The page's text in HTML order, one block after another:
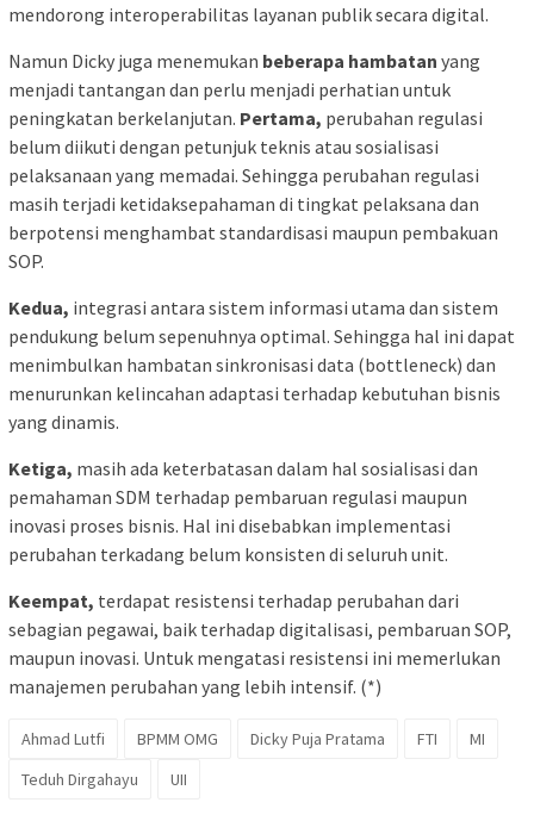
mendorong interoperabilitas layanan publik secara digital.
Namun Dicky juga menemukan beberapa hambatan yang
menjadi tantangan dan perlu menjadi perhatian untuk
peningkatan berkelanjutan. Pertama, perubahan regulasi
belum diikuti dengan petunjuk teknis atau sosialisasi
pelaksanaan yang memadai. Sehingga perubahan regulasi
masih terjadi ketidaksepahaman di tingkat pelaksana dan
berpotensi menghambat standardisasi maupun pembakuan
SOP.
Kedua, integrasi antara sistem informasi utama dan sistem
pendukung belum sepenuhnya optimal. Sehingga hal ini dapat
menimbulkan hambatan sinkronisasi data (bottleneck) dan
menurunkan kelincahan adaptasi terhadap kebutuhan bisnis
yang dinamis.
Ketiga, masih ada keterbatasan dalam hal sosialisasi dan
pemahaman SDM terhadap pembaruan regulasi maupun
inovasi proses bisnis. Hal ini disebabkan implementasi
perubahan terkadang belum konsisten di seluruh unit.
Keempat, terdapat resistensi terhadap perubahan dari
sebagian pegawai, baik terhadap digitalisasi, pembaruan SOP,
maupun inovasi. Untuk mengatasi resistensi ini memerlukan
manajemen perubahan yang lebih intensif. (*)
Ahmad Lutfi BPMM OMG Dicky Puja Pratama FTI
MI
Teduh Dirgahayu
UII